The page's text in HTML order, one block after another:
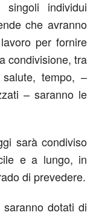
singoli individui
che avranno
per fornire
condivisione, tra
tempo, –
– saranno le
sarà condiviso
e a lungo, in
di prevedere.
dotati di